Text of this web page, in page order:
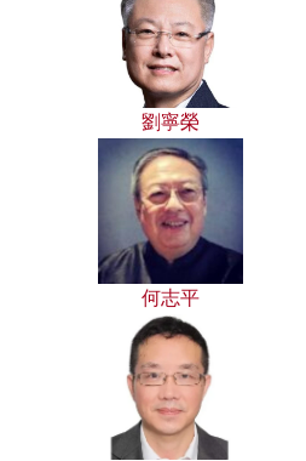
劉寧榮
何志平